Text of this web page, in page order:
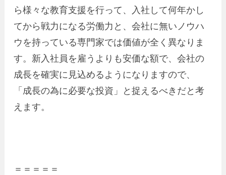
ら様々な教育支援を行って、入社して何年かし
てから戦力になる労働力と、会社に無いノウハ
ウを持っている専門家では価値が全く異なりま
す。新入社員を雇うよりも安価な額で、会社の
成長を確実に見込めるようになりますので、
「成長の為に必要な投資」と捉えるべきだと考
えます。
＝＝＝＝＝